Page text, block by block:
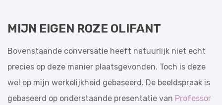
MIJN EIGEN ROZE OLIFANT
Bovenstaande conversatie heeft natuurlijk niet echt
precies op deze manier plaatsgevonden. Toch is deze
wel op mijn werkelijkheid gebaseerd. De beeldspraak is
gebaseerd op onderstaande presentatie van Professor